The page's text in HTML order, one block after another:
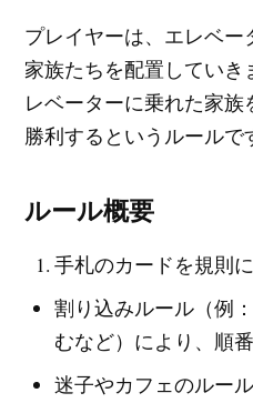
プレイヤーは、エレベー
家族たちを配置していき
レベーターに乗れた家
勝利するというルールで
ルール概要
手札のカードを規則
割り込みルール（例
むなど）により、順
迷子やカフェのルー